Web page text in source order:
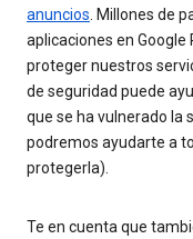
anuncios. Millones de
aplicaciones en Google
proteger nuestros
de seguridad puede
que se ha vulnerado la
podremos ayudarte a
protegerla).
Te en cuenta que